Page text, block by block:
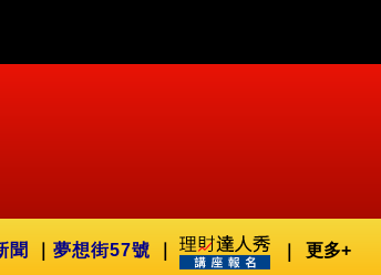
聞 夢想街57號 更多+